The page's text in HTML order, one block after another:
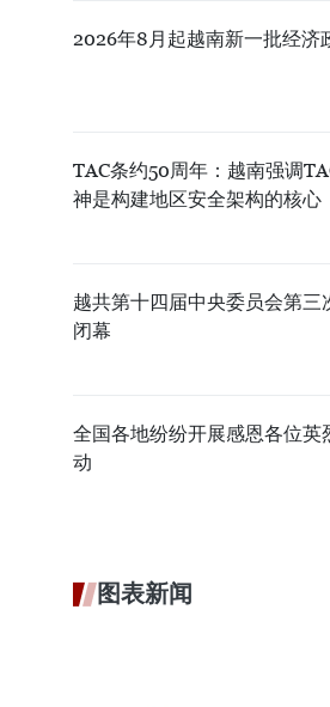
2026年8月起越南新一批经济
TAC条约50周年：越南强调
神是构建地区安全架构的核心
越共第十四届中央委员会第三
闭幕
全国各地纷纷开展感恩各位英
动
图表新闻